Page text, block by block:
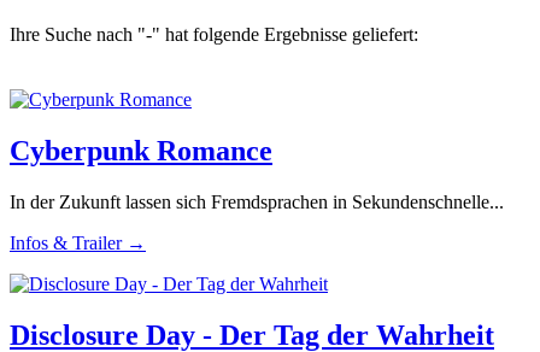
Ihre Suche nach "-" hat folgende Ergebnisse geliefert:
Cyberpunk Romance
In der Zukunft lassen sich Fremdsprachen in Sekundenschnelle...
Infos & Trailer →
Disclosure Day - Der Tag der Wahrheit